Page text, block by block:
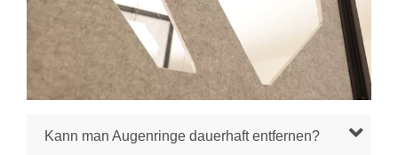
Kann man Augenringe dauerhaft entfernen?